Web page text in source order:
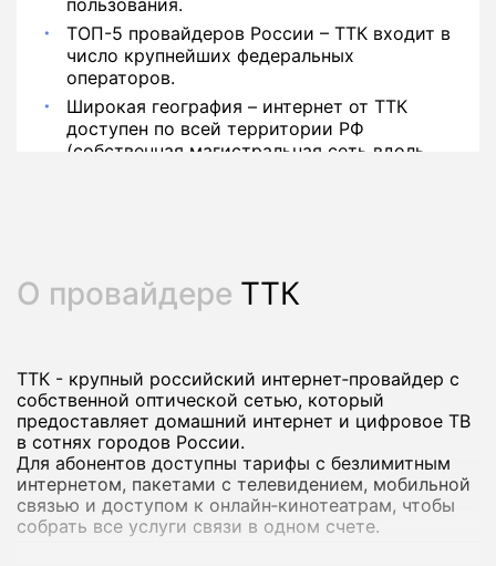
пользования.
ТОП-5 провайдеров России – ТТК входит в
число крупнейших федеральных
операторов.
Широкая география – интернет от ТТК
доступен по всей территории РФ
(собственная магистральная сеть вдоль
О провайдере ТТК
ТТК - крупный российский интернет‑провайдер с
собственной оптической сетью, который
предоставляет домашний интернет и цифровое ТВ
в сотнях городов России.
Для абонентов доступны тарифы с безлимитным
интернетом, пакетами с телевидением, мобильной
связью и доступом к онлайн‑кинотеатрам, чтобы
собрать все услуги связи в одном счете.